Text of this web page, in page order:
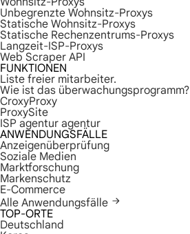
Unbegrenzte Wohnsitz-Proxys
Statische Wohnsitz-Proxys
Statische Rechenzentrums-Proxys
Langzeit-ISP-Proxys
Web Scraper API
FUNKTIONEN
Liste freier mitarbeiter.
Wie ist das überwachungsprogramm?
CroxyProxy
ProxySite
ISP agentur agentur
ANWENDUNGSFÄLLE
Anzeigenüberprüfung
Soziale Medien
Marktforschung
Markenschutz
E-Commerce
Alle Anwendungsfälle
TOP-ORTE
Deutschland